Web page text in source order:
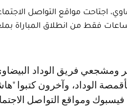
اجتاحت مواقع التواصل
ساعات فقط من انطلاق
الوداد، وآخرون كتبوا
فيسبوك ومواقع التواصل